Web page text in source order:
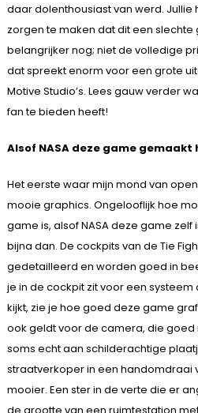
daar dolenthousiast van werd. Jullie
zorgen te maken dat dit een slechte
belangrijker nog; niet de volledige
dat spreekt enorm voor een grote
Motive Studio’s. Lees gauw verder
fan te bieden heeft!
Alsof NASA deze game gemaakt
Het eerste waar mijn mond van
mooie graphics. Ongelooflijk hoe
game is, alsof NASA deze game
bijna dan. De cockpits van de Tie
gedetailleerd en worden goed in
je in de cockpit zit voor een
kijkt, zie je hoe goed deze game
ook geldt voor de camera, die
soms echt aan schilderachtige
straatverkoper in een handomdraai
mooier. Een ster in de verte die er
de grootte van een ruimtestation